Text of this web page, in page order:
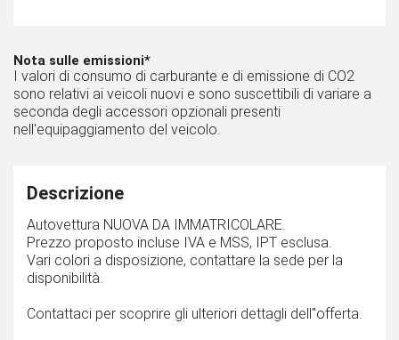
Nota sulle emissioni*
I valori di consumo di carburante e di emissione di CO2
sono relativi ai veicoli nuovi e sono suscettibili di variare a
seconda degli accessori opzionali presenti
nell'equipaggiamento del veicolo.
Descrizione
Autovettura NUOVA DA IMMATRICOLARE.
Prezzo proposto incluse IVA e MSS, IPT esclusa.
Vari colori a disposizione, contattare la sede per la
disponibilità.
Contattaci per scoprire gli ulteriori dettagli dell''offerta.